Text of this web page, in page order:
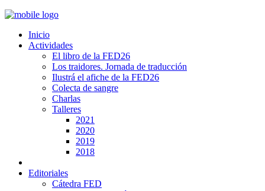
Inicio
Actividades
El libro de la FED26
Los traidores. Jornada de traducción
Ilustrá el afiche de la FED26
Colecta de sangre
Charlas
Talleres
2021
2020
2019
2018
Editoriales
Cátedra FED